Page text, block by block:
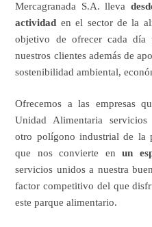
Mercagranada S.A. lleva
actividad en el sector de la
objetivo de ofrecer cada
nuestros clientes además de
sostenibilidad ambiental,
Ofrecemos a las empresas
Unidad Alimentaria
otro polígono industrial de la
que nos convierte enun
servicios unidos a nuestra
factor competitivo del que
este parque alimentario.